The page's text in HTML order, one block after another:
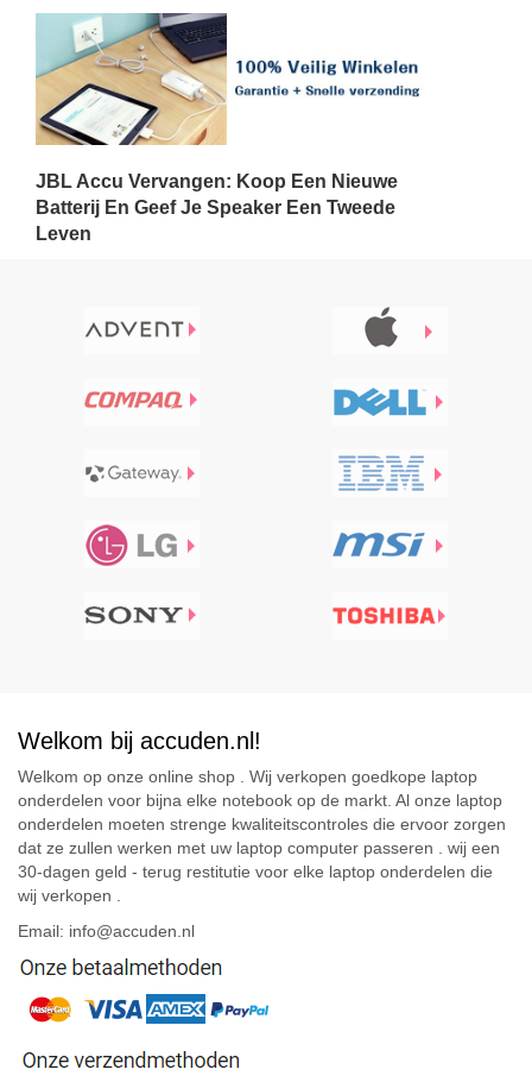
JBL Accu Vervangen: Koop Een Nieuwe
Batterij En Geef Je Speaker Een Tweede
Leven
Welkom bij accuden.nl!
Welkom op onze online shop . Wij verkopen goedkope laptop
onderdelen voor bijna elke notebook op de markt. Al onze laptop
onderdelen moeten strenge kwaliteitscontroles die ervoor zorgen
dat ze zullen werken met uw laptop computer passeren . wij een
30-dagen geld - terug restitutie voor elke laptop onderdelen die
wij verkopen .
Email: info@accuden.nl